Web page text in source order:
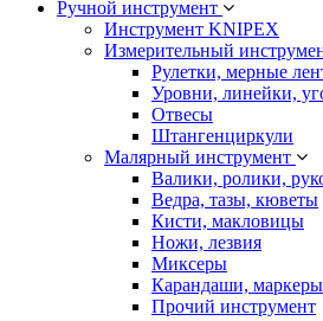
Ручной инструмент
Инструмент KNIPEX
Измерительный
Рулетки, мерные
Уровни, линейки,
Отвесы
Штангенциркули
Малярный инструмент
Валики, ролики,
Ведра, тазы, кюветы
Кисти, макловицы
Ножи, лезвия
Миксеры
Карандаши, маркеры
Прочий инструмент